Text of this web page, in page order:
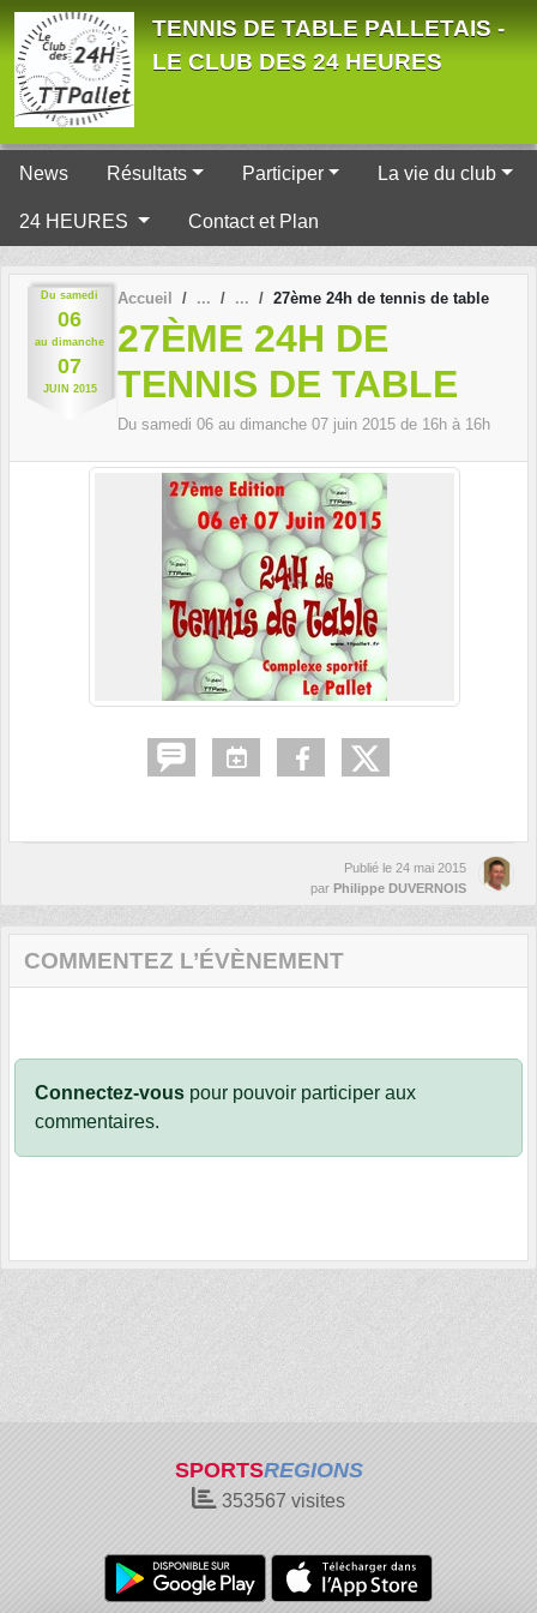
TENNIS DE TABLE PALLETAIS -
LE CLUB DES 24 HEURES
News Résultats Participer La vie du club
24 HEURES Contact et Plan
Du samedi
06
au dimanche
07
JUIN 2015
Accueil 27ème 24h de tennis de table
27ÈME 24H DE
TENNIS DE TABLE
Du samedi 06 au dimanche 07 juin 2015 de 16h à 16h
Publié le 24 mai 2015
par Philippe DUVERNOIS
COMMENTEZ L’ÉVÈNEMENT
Connectez-vous pour pouvoir participer aux
commentaires.
SPORTSREGIONS
353567 visites
Panneau de gestion des cookies